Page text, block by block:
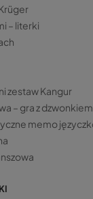
– literki
zestaw Kangur
– gra z dzwonkiem
memo